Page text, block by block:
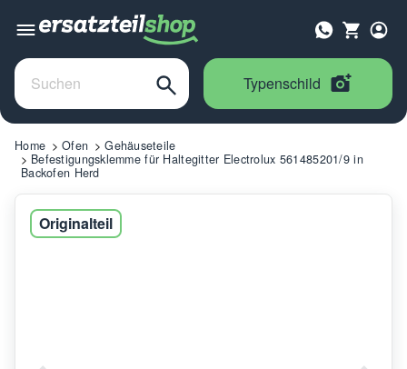
Typenschild
Home Ofen
Gehäuseteile
Befestigungsklemme für Haltegitter Electrolux 561485201/9 in
Backofen Herd
Originalteil